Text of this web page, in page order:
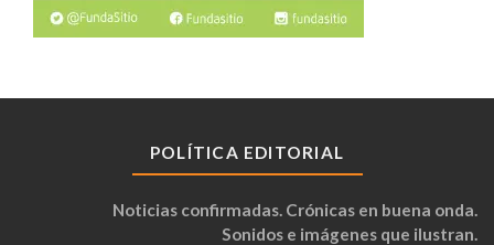
POLÍTICA EDITORIAL
Noticias confirmadas. Crónicas en buena onda.
Sonidos e imágenes que ilustran.